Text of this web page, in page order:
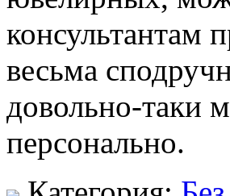
консультантам
весьма
довольно-таки
персонально.